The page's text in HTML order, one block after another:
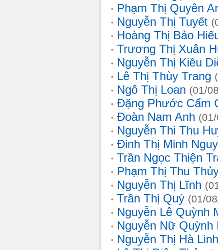
Phạm Thị Quyên
Nguyễn Thị Tuyết
Hoàng Thị Bảo
Trương Thị Xuân
Nguyễn Thị Kiều
Lê Thị Thùy Trang
Ngô Thị Loan (01/
Đặng Phước Cẩm
Đoàn Nam Anh
Nguyễn Thi Thu
Đinh Thị Minh
Trần Ngọc Thiện
Phạm Thị Thu
Nguyễn Thị Lĩnh
Trần Thị Quý (01/
Nguyễn Lê Quỳnh
Nguyễn Nữ
Nguyễn Thị Hà Linh